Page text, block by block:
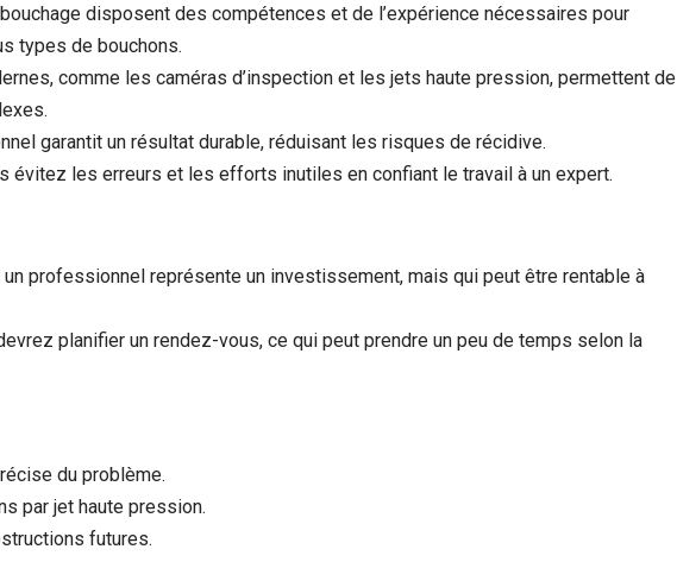
disposent des compétences et de l’expérience nécessaires pour
types de bouchons.
comme les caméras d’inspection et les jets haute pression, permettent de
garantit un résultat durable, réduisant les risques de récidive.
évitez les erreurs et les efforts inutiles en confiant le travail à un expert.
un professionnel représente un investissement, mais qui peut être rentable à
planifier un rendez-vous, ce qui peut prendre un peu de temps selon la
du problème.
par jet haute pression.
futures.